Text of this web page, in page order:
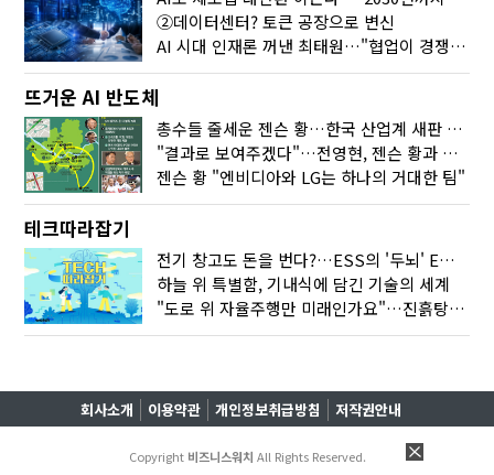
②데이터센터? 토큰 공장으로 변신
AI 시대 인재론 꺼낸 최태원…"협업이 경쟁력"
뜨거운 AI 반도체
총수들 줄세운 젠슨 황…한국 산업계 새판 짰다
"결과로 보여주겠다"…전영현, 젠슨 황과 HBM5 논의
젠슨 황 "엔비디아와 LG는 하나의 거대한 팀"
테크따라잡기
전기 창고도 돈을 번다?…ESS의 '두뇌' EMO가 뭐길래
하늘 위 특별함, 기내식에 담긴 기술의 세계
"도로 위 자율주행만 미래인가요"…진흙탕서 길 내는 HD현대 AI 기술
회사소개 이용약관 개인정보취급방침 저작권안내
Copyright 비즈니스워치 All Rights Reserved.